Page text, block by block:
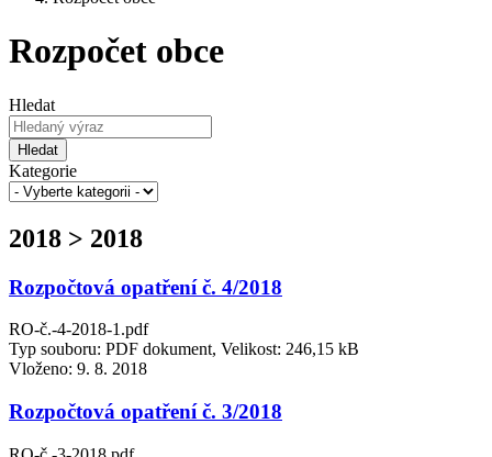
Rozpočet obce
Hledat
Hledat
Kategorie
2018 > 2018
Rozpočtová opatření č. 4/2018
RO-č.-4-2018-1.pdf
Typ souboru: PDF dokument, Velikost: 246,15 kB
Vloženo: 9. 8. 2018
Rozpočtová opatření č. 3/2018